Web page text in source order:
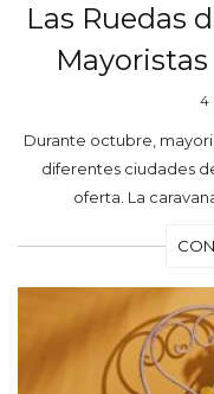
Las Ruedas
4
Durante octubre,
diferentes ciudades
oferta. La